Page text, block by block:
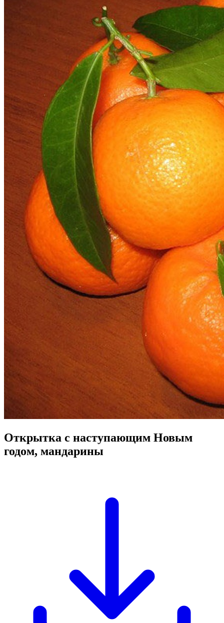
Открытка с наступающим Новым
годом, мандарины